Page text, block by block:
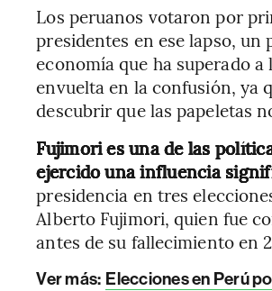
Los peruanos votaron por
presidentes en ese lapso,
economía que ha superado
envuelta en la confusión, ya
descubrir que las papeletas
Fujimori es una de las
ejercido una influencia
presidencia en tres
Alberto Fujimori, quien fue
antes de su fallecimiento en
Ver más: Elecciones en Perú